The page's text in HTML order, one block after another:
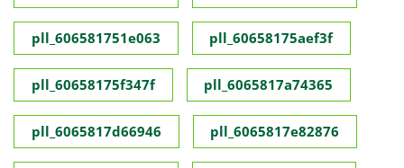
pll_606581751e063 pll_60658175aef3f
pll_60658175f347f pll_6065817a74365
pll_6065817d66946 pll_6065817e82876